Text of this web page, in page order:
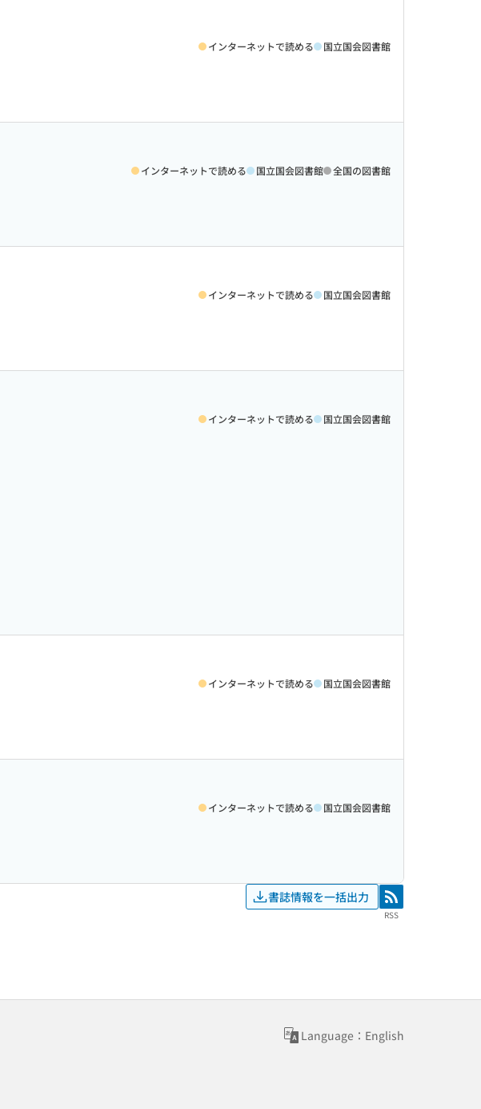
インターネットで読める 国立国会図書館
インターネットで読める 国立国会図書館 全国の図書館
インターネットで読める 国立国会図書館
インターネットで読める 国立国会図書館
インターネットで読める 国立国会図書館
インターネットで読める 国立国会図書館
書誌情報を一括出力 RSS
RSS
Language：English